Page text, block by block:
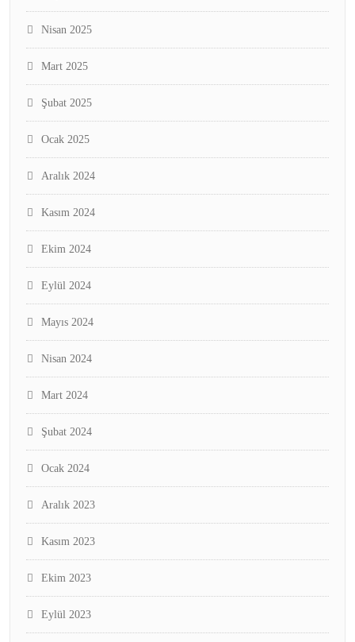
Nisan 2025
Mart 2025
Şubat 2025
Ocak 2025
Aralık 2024
Kasım 2024
Ekim 2024
Eylül 2024
Mayıs 2024
Nisan 2024
Mart 2024
Şubat 2024
Ocak 2024
Aralık 2023
Kasım 2023
Ekim 2023
Eylül 2023